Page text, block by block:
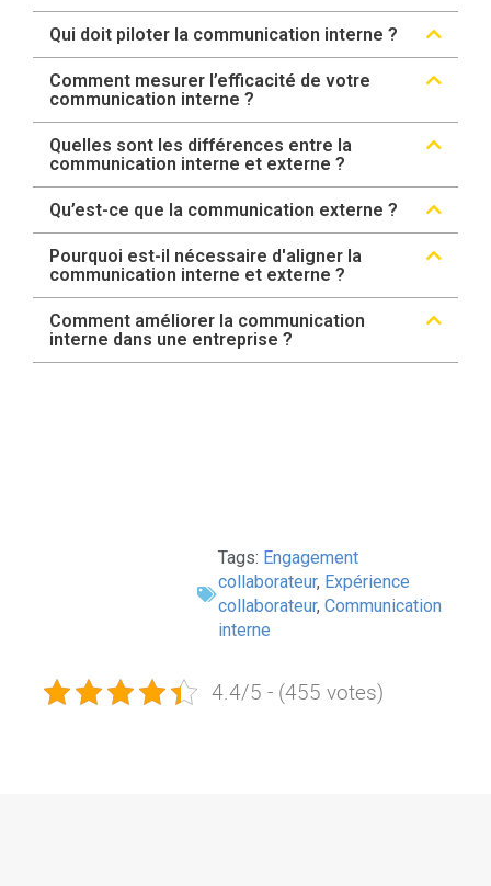
Qui doit piloter la communication interne ?
Comment mesurer l’efficacité de votre
communication interne ?
Quelles sont les différences entre la
communication interne et externe ?
Qu’est-ce que la communication externe ?
Pourquoi est-il nécessaire d'aligner la
communication interne et externe ?
Comment améliorer la communication
interne dans une entreprise ?
Tags: Engagement
collaborateur, Expérience
collaborateur, Communication
interne
4.4/5 - (455 votes)